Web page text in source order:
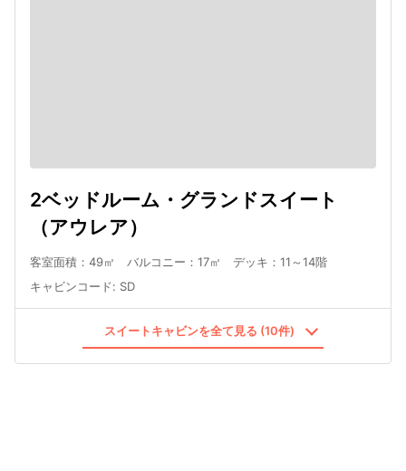
2ベッドルーム・グランドスイート
（アウレア）
客室面積：49㎡ バルコニー：17㎡ デッキ：11～14階
キャビンコード: SD
スイートキャビンを全て見る (10件)